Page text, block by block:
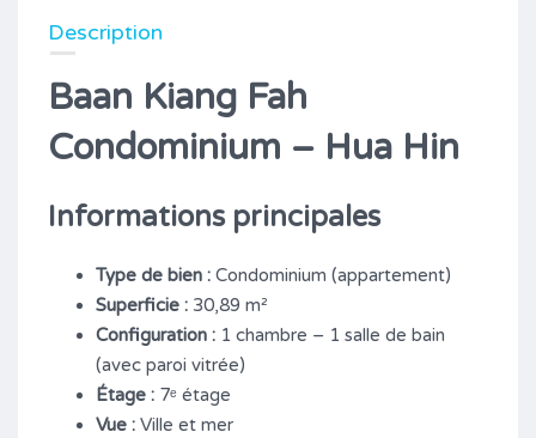
Description
Baan Kiang Fah
Condominium – Hua Hin
Informations principales
Type de bien : Condominium (appartement)
Superficie : 30,89 m²
Configuration : 1 chambre – 1 salle de bain
(avec paroi vitrée)
Étage : 7ᵉ étage
Vue : Ville et mer